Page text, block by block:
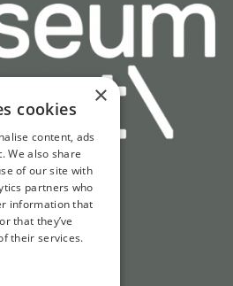
×
cookies
content, ads
We also share
of our site with
partners who
information that
that they’ve
their services.